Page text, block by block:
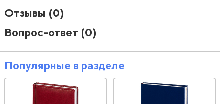
Отзывы (0)
Вопрос-ответ (0)
Популярные в разделе